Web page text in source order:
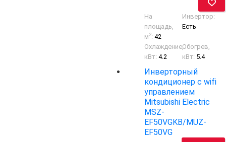
На
площадь,
м2:42
Инвертор:
Есть
Охлаждение,
кВт:4.2
Обогрев,
кВт: 5.4
Инверторный
кондиционер с wifi
управлением
Mitsubishi Electric
MSZ-
EF50VGKB/MUZ-
EF50VG